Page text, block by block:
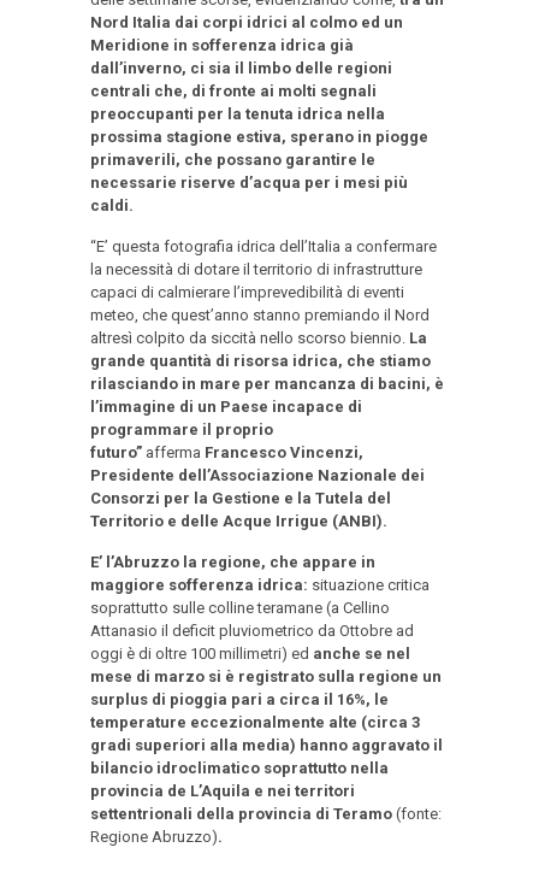
Nord Italia dai corpi idrici al colmo ed un
Meridione in sofferenza idrica già
dall’inverno, ci sia il limbo delle regioni
centrali che, di fronte ai molti segnali
preoccupanti per la tenuta idrica nella
prossima stagione estiva, sperano in piogge
primaverili, che possano garantire le
necessarie riserve d’acqua per i mesi più
caldi.
“E’ questa fotografia idrica dell’Italia a confermare
la necessità di dotare il territorio di infrastrutture
capaci di calmierare l’imprevedibilità di eventi
meteo, che quest’anno stanno premiando il Nord
altresì colpito da siccità nello scorso biennio. La
grande quantità di risorsa idrica, che stiamo
rilasciando in mare per mancanza di bacini, è
l’immagine di un Paese incapace di
programmare il proprio
futuro” afferma Francesco Vincenzi,
Presidente dell’Associazione Nazionale dei
Consorzi per la Gestione e la Tutela del
Territorio e delle Acque Irrigue (ANBI).
E’ l’Abruzzo la regione, che appare in
maggiore sofferenza idrica: situazione critica
soprattutto sulle colline teramane (a Cellino
Attanasio il deficit pluviometrico da Ottobre ad
oggi è di oltre 100 millimetri) ed anche se nel
mese di marzo si è registrato sulla regione un
surplus di pioggia pari a circa il 16%, le
temperature eccezionalmente alte (circa 3
gradi superiori alla media) hanno aggravato il
bilancio idroclimatico soprattutto nella
provincia de L’Aquila e nei territori
settentrionali della provincia di Teramo (fonte:
Regione Abruzzo).